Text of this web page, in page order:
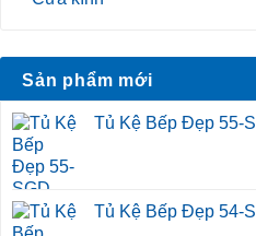
Sản phẩm mới
Tủ Kệ Bếp Đẹp 55-
Tủ Kệ Bếp Đẹp 54-